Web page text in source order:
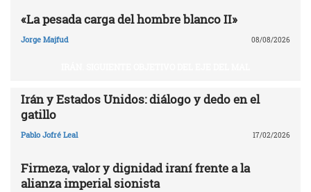
«La pesada carga del hombre blanco II»
Jorge Majfud 08/08/2026
Irán y Estados Unidos: diálogo y dedo en el
gatillo
Pablo Jofré Leal 17/02/2026
Firmeza, valor y dignidad iraní frente a la
alianza imperial sionista